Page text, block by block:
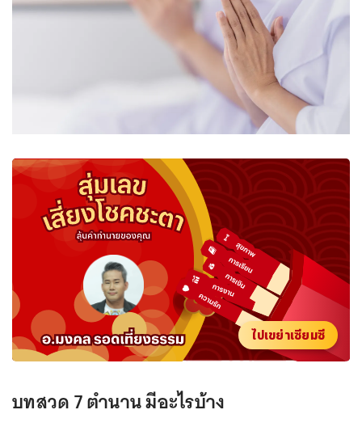
ไปเขย่าเซียมซี
บทสวด 7 ตำนาน มีอะไรบ้าง